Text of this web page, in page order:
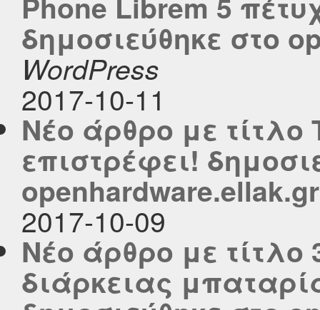
δημοσιεύθηκε στο
WordPress
2017-10-11
Νέο άρθρο με τίτλο
επιστρέφει!
openhardware.ellak.gr
2017-10-09
Νέο άρθρο με τίτλο
διάρκειας